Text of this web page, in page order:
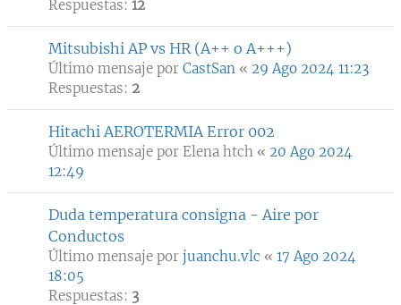
Respuestas: 12
Mitsubishi AP vs HR (A++ o A+++)
Último mensaje por CastSan « 29 Ago 2024 11:23
Respuestas: 2
Hitachi AEROTERMIA Error 002
Último mensaje por Elena htch « 20 Ago 2024
12:49
Duda temperatura consigna - Aire por
Conductos
Último mensaje por juanchu.vlc « 17 Ago 2024
18:05
Respuestas: 3